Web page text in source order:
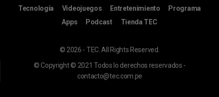
Tecnología Videojuegos Entretenimiento
Programa
Apps
Podcast Tienda TEC
© 2026 - TEC. All Rights Reserved.
© Copyright © 2021 Todos lo derechos reservados -
contacto@tec.com.pe